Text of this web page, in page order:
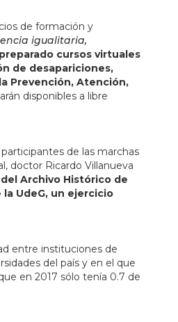
de formación y
igualitaria,
cursos virtuales
de desapariciones,
Prevención, Atención,
disponibles a libre
de las marchas
doctor Ricardo Villanueva
Archivo Histórico de
UdeG, un ejercicio
entre instituciones de
del país y en el que
en 2017 sólo tenía 0.7 de